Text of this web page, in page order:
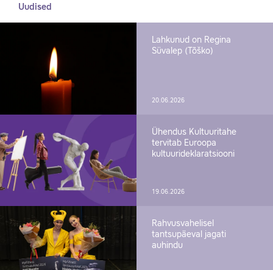
Uudised
Lahkunud on Regina
Süvalep (Tõško)
20.06.2026
Ühendus Kultuuritahe
tervitab Euroopa
kultuurideklaratsiooni
19.06.2026
Rahvusvahelisel
tantsupäeval jagati
auhindu